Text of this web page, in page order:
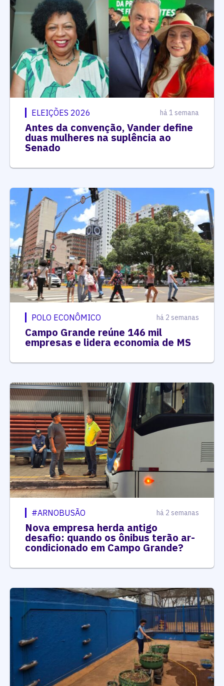
ELEIÇÕES 2026 há 1 semana
Antes da convenção, Vander define
duas mulheres na suplência ao
Senado
POLO ECONÔMICO há 2 semanas
Campo Grande reúne 146 mil
empresas e lidera economia de MS
#ARNOBUSÃO há 2 semanas
Nova empresa herda antigo
desafio: quando os ônibus terão ar-
condicionado em Campo Grande?